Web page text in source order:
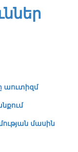
աուտիզմ
մասին